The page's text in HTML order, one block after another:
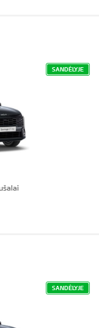
SANDĖLYJE
SANDĖLYJE